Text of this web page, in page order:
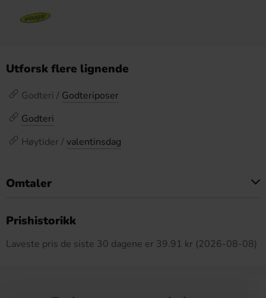
Utforsk flere lignende
Godteri / Godteriposer
Godteri
Høytider / valentinsdag
Omtaler
Prishistorikk
Laveste pris de siste 30 dagene er 39.91 kr (2026-08-08)